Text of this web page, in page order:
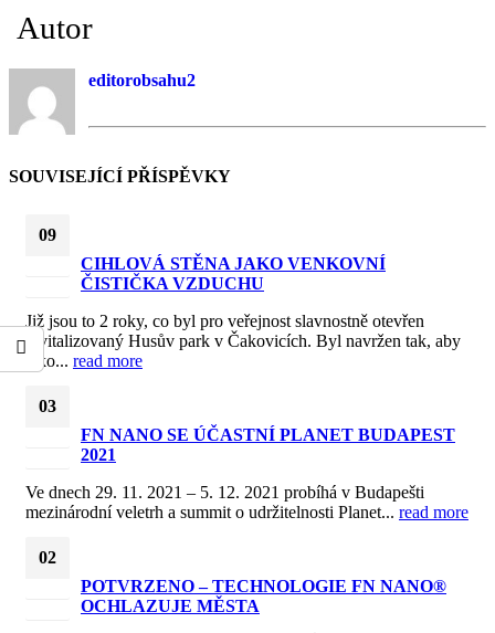
Autor
editorobsahu2
SOUVISEJÍCÍ PŘÍSPĚVKY
09
CIHLOVÁ STĚNA JAKO VENKOVNÍ
ČISTIČKA VZDUCHU
Již jsou to 2 roky, co byl pro veřejnost slavnostně otevřen
revitalizovaný Husův park v Čakovicích. Byl navržen tak, aby
jako... read more
03
FN NANO SE ÚČASTNÍ PLANET BUDAPEST
2021
Ve dnech 29. 11. 2021 – 5. 12. 2021 probíhá v Budapešti
mezinárodní veletrh a summit o udržitelnosti Planet... read more
02
POTVRZENO – TECHNOLOGIE FN NANO®
OCHLAZUJE MĚSTA